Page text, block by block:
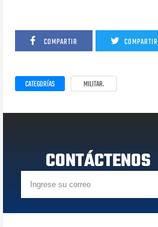
COMPARTIR COMPARTIR
CATEGORÍAS MILITAR.
CONTÁCTENOS